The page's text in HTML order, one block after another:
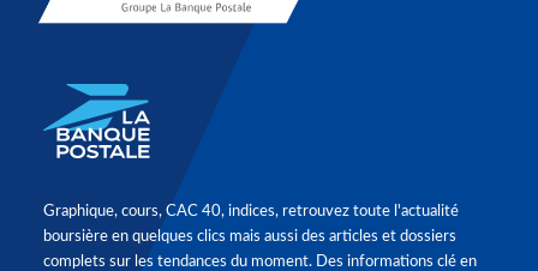
Graphique, cours, CAC 40, indices, retrouvez toute l'actualité
boursière en quelques clics mais aussi des articles et dossiers
complets sur les tendances du moment. Des informations clé en